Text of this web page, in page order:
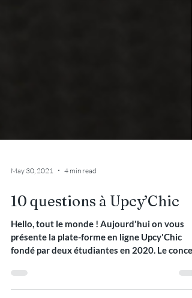
May 30, 2021 4 min read
10 questions à Upcy’Chic
Hello, tout le monde ! Aujourd'hui on vous
fondé par deux étudiantes en 2020. Le
de...